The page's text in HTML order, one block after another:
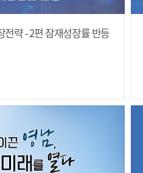
략 - 2편 잠재성장률 반등